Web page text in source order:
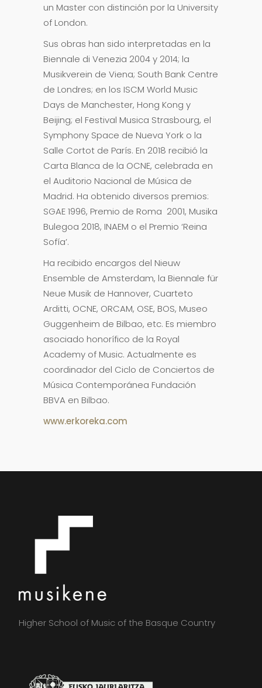
un Master con distinción por la University
of London.
Sus obras han sido interpretadas en la
Biennale di Venezia 2004 y 2014; la
Musikverein de Viena; South Bank Centre
de Londres; en los ISCM World Music
Days de Manchester, Hong Kong y
Beijing; el Festival Musica Strasbourg, el
Symphony Space de Nueva York o la
Salle Cortot de París. En 2018 recibió la
Carta Blanca de la OCNE, celebrada en
el Auditorio Nacional de Música de
Madrid. Ha obtenido diversos premios:
SGAE 1996, Premio de Roma 2001, Musika
Bulegoa 2018, INAEM o el Premio ‘Reina
Sofía’.
Ha recibido encargos del Nieuw
Ensemble de Amsterdam, la Biennale für
Neue Musik de Hannover, Cuarteto
Arditti, OCNE, ORCAM, OSE, BOS, Museo
Guggenheim de Bilbao, etc. Es miembro
asociado honorífico de la Royal
Academy of Music. Actualmente es
coordinador del Ciclo de Conciertos de
Música Contemporánea Fundación
BBVA en Bilbao.
www.erkoreka.com
Higher School of Music of the Basque Country